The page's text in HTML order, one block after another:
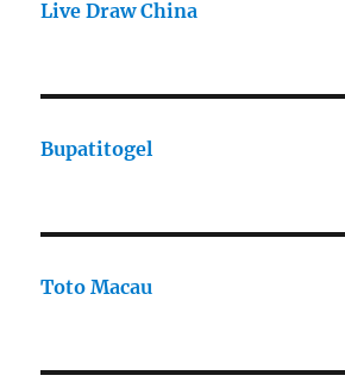
Live Draw China
Bupatitogel
Toto Macau